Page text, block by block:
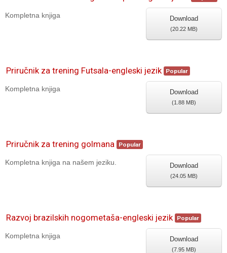
Download
(20.22 MB)
Kompletna knjiga
Priručnik za trening Futsala-engleski jezik Popular
Download
(1.88 MB)
Kompletna knjiga
Priručnik za trening golmana Popular
Download
(24.05 MB)
Kompletna knjiga na našem jeziku.
Razvoj brazilskih nogometaša-engleski jezik Popular
Download
(7.95 MB)
Kompletna knjiga